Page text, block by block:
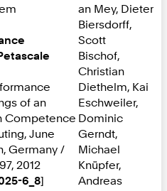
of an
Competence
June
Germany /
2012
6_8]
an Mey, Dieter
Biersdorff,
Scott
Bischof,
Christian
Diethelm, Kai
Eschweiler,
Dominic
Gerndt,
Michael
Knüpfer,
Andreas